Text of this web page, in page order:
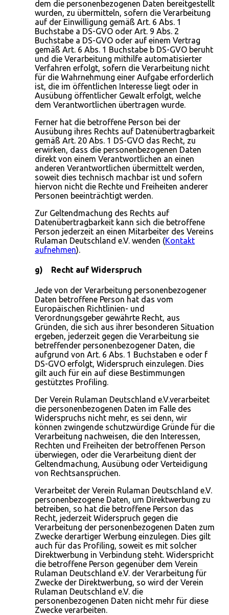
dem die personenbezogenen Daten bereitgestellt
wurden, zu übermitteln, sofern die Verarbeitung
auf der Einwilligung gemäß Art. 6 Abs. 1
Buchstabe a DS-GVO oder Art. 9 Abs. 2
Buchstabe a DS-GVO oder auf einem Vertrag
gemäß Art. 6 Abs. 1 Buchstabe b DS-GVO beruht
und die Verarbeitung mithilfe automatisierter
Verfahren erfolgt, sofern die Verarbeitung nicht
für die Wahrnehmung einer Aufgabe erforderlich
ist, die im öffentlichen Interesse liegt oder in
Ausübung öffentlicher Gewalt erfolgt, welche
dem Verantwortlichen übertragen wurde.
Ferner hat die betroffene Person bei der
Ausübung ihres Rechts auf Datenübertragbarkeit
gemäß Art. 20 Abs. 1 DS-GVO das Recht, zu
erwirken, dass die personenbezogenen Daten
direkt von einem Verantwortlichen an einen
anderen Verantwortlichen übermittelt werden,
soweit dies technisch machbar ist und sofern
hiervon nicht die Rechte und Freiheiten anderer
Personen beeinträchtigt werden.
Zur Geltendmachung des Rechts auf
Datenübertragbarkeit kann sich die betroffene
Person jederzeit an einen Mitarbeiter des Vereins
Rulaman Deutschland e.V. wenden (Kontakt
aufnehmen).
g) Recht auf Widerspruch
Jede von der Verarbeitung personenbezogener
Daten betroffene Person hat das vom
Europäischen Richtlinien- und
Verordnungsgeber gewährte Recht, aus
Gründen, die sich aus ihrer besonderen Situation
ergeben, jederzeit gegen die Verarbeitung sie
betreffender personenbezogener Daten, die
aufgrund von Art. 6 Abs. 1 Buchstaben e oder f
DS-GVO erfolgt, Widerspruch einzulegen. Dies
gilt auch für ein auf diese Bestimmungen
gestütztes Profiling.
Der Verein Rulaman Deutschland e.V.verarbeitet
die personenbezogenen Daten im Falle des
Widerspruchs nicht mehr, es sei denn, wir
können zwingende schutzwürdige Gründe für die
Verarbeitung nachweisen, die den Interessen,
Rechten und Freiheiten der betroffenen Person
überwiegen, oder die Verarbeitung dient der
Geltendmachung, Ausübung oder Verteidigung
von Rechtsansprüchen.
Verarbeitet der Verein Rulaman Deutschland e.V.
personenbezogene Daten, um Direktwerbung zu
betreiben, so hat die betroffene Person das
Recht, jederzeit Widerspruch gegen die
Verarbeitung der personenbezogenen Daten zum
Zwecke derartiger Werbung einzulegen. Dies gilt
auch für das Profiling, soweit es mit solcher
Direktwerbung in Verbindung steht. Widerspricht
die betroffene Person gegenüber dem Verein
Rulaman Deutschland e.V. der Verarbeitung für
Zwecke der Direktwerbung, so wird der Verein
Rulaman Deutschland e.V. die
personenbezogenen Daten nicht mehr für diese
Zwecke verarbeiten.